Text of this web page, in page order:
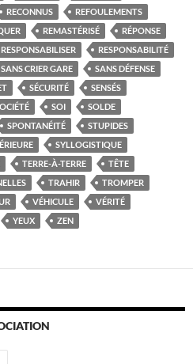
RECONNUS
REFOULEMENTS
REMASTÉRISÉ
RÉPONSE
RESPONSABILISER
RESPONSABILITÉ
SANS CRIER GARE
SANS DÉFENSE
SÉCURITÉ
SENSÉS
SOI
SOLDE
SPONTANÉITÉ
STUPIDES
SYLLOGISTIQUE
TERRE-À-TERRE
TÊTE
TRAHIR
TROMPER
VÉHICULE
VÉRITÉ
YEUX ZEN